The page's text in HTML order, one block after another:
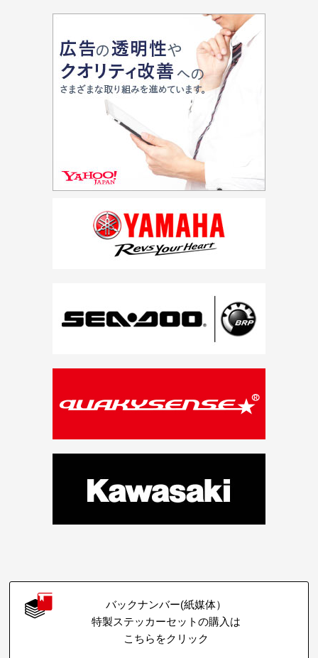
バックナンバー(紙媒体）
特製ステッカーセットの購入は
こちらをクリック